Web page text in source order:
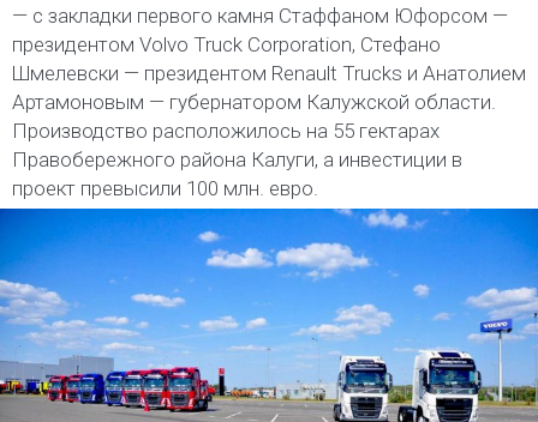
— с закладки первого камня Стаффаном Юфорсом —
президентом Volvo Truck Corporation, Стефано
Шмелевски — президентом Renault Trucks и Анатолием
Артамоновым — губернатором Калужской области.
Производство расположилось на 55 гектарах
Правобережного района Калуги, а инвестиции в
проект превысили 100 млн. евро.